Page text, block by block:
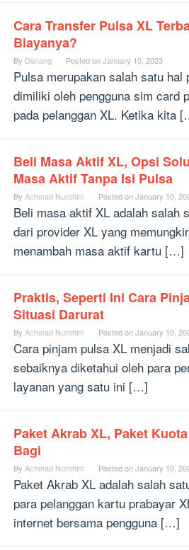
Cara Transfer Pulsa XL
Biayanya?
By Danang Posted onJanuary 10, 2023
Pulsa merupakan salah satu hal
dimiliki oleh pengguna sim card
pada pelanggan XL. Ketika kita
Beli Masa Aktif XL, Opsi
Masa Aktif Tanpa Isi Pulsa
By Achmad Nurohim Posted onJanuary 10,
Beli masa aktif XL adalah salah
dari provider XL yang
menambah masa aktif kartu […]
Praktis, Seperti Ini Cara
Situasi Darurat
By Achmad Nurohim Posted onJanuary 10,
Cara pinjam pulsa XL menjadi
sebaiknya diketahui oleh para
layanan yang satu ini […]
Paket Akrab XL, Paket
Bagi
By Achmad Nurohim Posted onJanuary 10,
Paket Akrab XL adalah salah
para pelanggan kartu prabayar
internet bersama pengguna […]